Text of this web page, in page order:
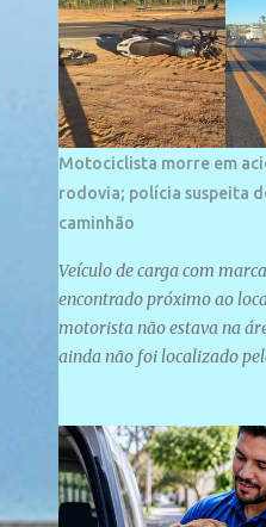
palco de amplos
grandiosos como hotéis,
residências de veraneio de
maior empreendimento
o SESC Praia, inaugurado
1996. Com arquitetura
Motociclista morre em
rodovia; polícia suspeita
caminhão
Veículo de carga com
encontrado próximo ao
motorista não estava na
ainda não foi localizado
Divulgação/PMPI João
Santos morreu na manhã
(31) em um acidente na PI-